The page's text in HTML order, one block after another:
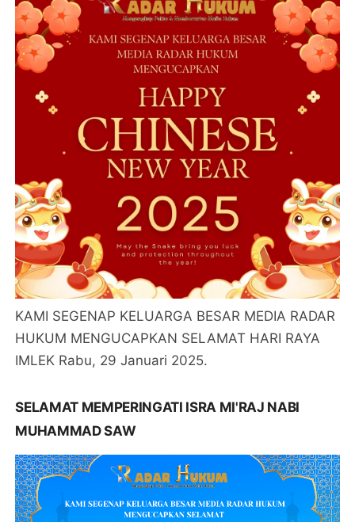
KAMI SEGENAP KELUARGA BESAR MEDIA RADAR
HUKUM MENGUCAPKAN SELAMAT HARI RAYA
IMLEK Rabu, 29 Januari 2025.
SELAMAT MEMPERINGATI ISRA MI'RAJ NABI
MUHAMMAD SAW